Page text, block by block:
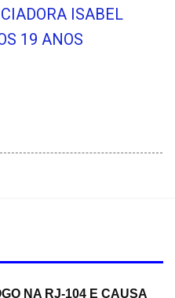
ISABEL
19 ANOS
NA RJ-104 E CAUSA